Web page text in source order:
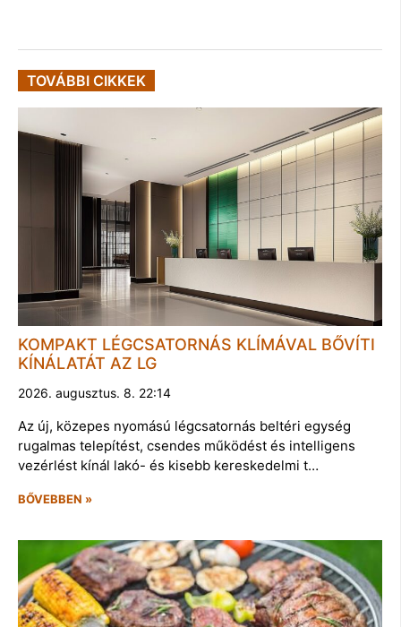
TOVÁBBI CIKKEK
KOMPAKT LÉGCSATORNÁS KLÍMÁVAL BŐVÍTI
KÍNÁLATÁT AZ LG
2026. augusztus. 8. 22:14
Az új, közepes nyomású légcsatornás beltéri egység
rugalmas telepítést, csendes működést és intelligens
vezérlést kínál lakó- és kisebb kereskedelmi t…
BŐVEBBEN »